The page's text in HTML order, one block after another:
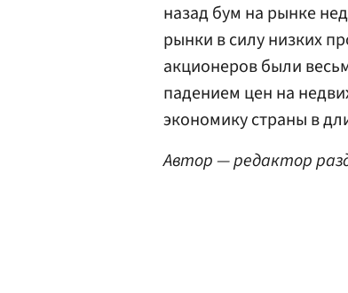
назад бум на рынке
рынки в силу низких
акционеров были
падением цен на
экономику страны в
Автор — редактор